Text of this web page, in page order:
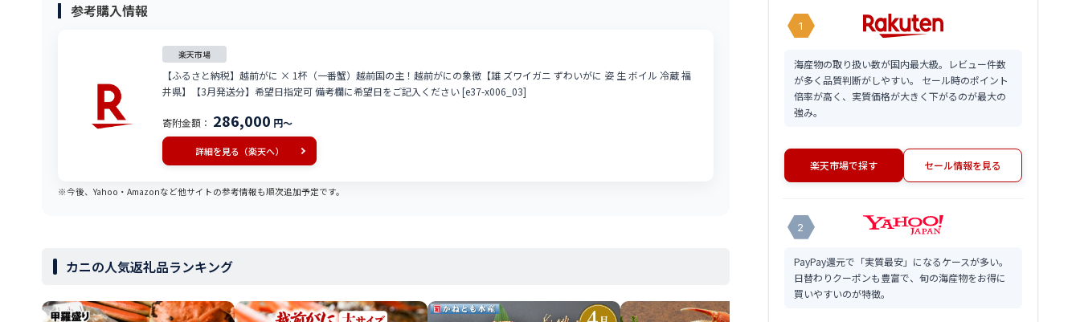
参考購入情報
楽天市場
【ふるさと納税】越前がに × 1杯（一番蟹）越前国の主！越前がにの象徴【雄 ズワイガニ ずわいがに 姿 生 ボイル 冷蔵 福
井県】【3月発送分】希望日指定可 備考欄に希望日をご記入ください [e37-x006_03]
寄附金額： 286,000 円～
詳細を見る（楽天へ）
※今後、Yahoo・Amazonなど他サイトの参考情報も順次追加予定です。
カニの人気返礼品ランキング
1
海産物の取り扱い数が国内最大級。レビュー件数
が多く品質判断がしやすい。 セール時のポイント
倍率が高く、実質価格が大きく下がるのが最大の
強み。
楽天市場で探す セール情報を見る
2
PayPay還元で「実質最安」になるケースが多い。
日替わりクーポンも豊富で、旬の海産物をお得に
買いやすいのが特徴。